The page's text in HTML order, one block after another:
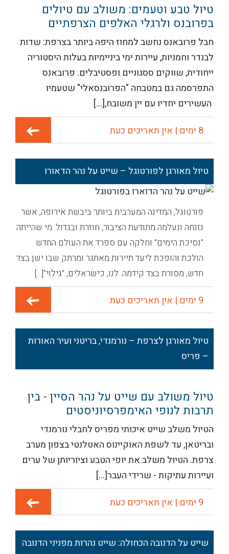
טיול טבע וטעמים: משולב עם טיולים
בפרובנס ולרגלי האלפים הצרפתיים
חבל פרובאנס נחשב למחוז היפה ביותר בצרפת: שדות
לבנדר וחמניות, עיירות ימי ביניימיות בעלות היסטוריה
ייחודית, שווקים ססגוניים ופסטיבלים. פרובאנס
התפרסמה גם במטבחה "הפרובנסאלי" שטעמיו
העשירים יחדיו עם יין משובח,[...]
8 ימים | אין תאריכים כעת
טיול מאורגן לפורטוגל – שייט על נהר הדאורו
פורטוגל, המדינה המערבית ביותר ביבשת אירופה, אשר
נזנחה ונעלמה מתודעת הציבור, חוזרת ובגדול. מי שהייתה
"נסיכת הימים" וחלקה עם ספרד את העולם החדש
הולכת והופכת ליעד תיירות מאתגר ומרתק שבו ישן בצד
חדש, מסורת בצד קידמה. לנו, כישראלים, "גילוי"[...]
9 ימים | אין תאריכים כעת
טיול מאורגן לצרפת – נורמנדי, בריטני ועיר האורות
– פריס
טיול משולב עם שייט על נהר הסיין - בין
תרבות לנופי האימפרסיוניסטים
הטיול משלב שייט איכותי מפריס לחבלי נורמנדי
ובריטאן, עד לשפת האוקיינוס האטלנטי בצפון מערב
צרפת. הטיול משלב את יופי הטבע וציוריותן של ערים
ועיירות עתיקות - שרידי העבר[...]
9 ימים | אין תאריכים כעת
שייט על הדנובה הכחולה: שייט נהרות מפניני הדנובה